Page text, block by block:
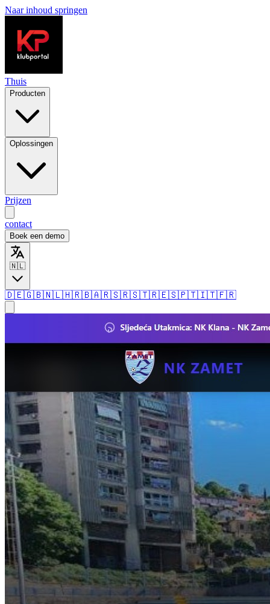
Naar inhoud springen
Thuis
Producten
Oplossingen
Prijzen
contact
Boek een demo
🇳🇱
🇩🇪🇬🇧🇳🇱🇭🇷🇧🇦🇷🇸🇷🇸🇹🇷🇪🇸🇵🇹🇮🇹🇫🇷